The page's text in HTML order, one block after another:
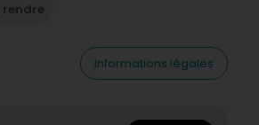
rendre
Informations légales